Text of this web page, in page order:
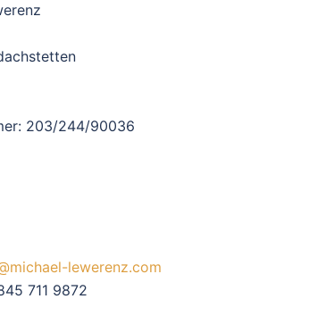
203/244/90036
lewerenz.com
711 9872